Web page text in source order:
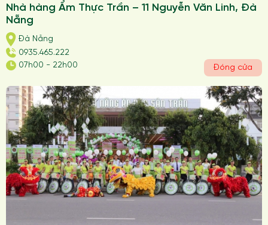
Nhà hàng Ẩm Thực Trần – 11 Nguyễn Văn Linh, Đà
Nẵng
Đà Nẵng
0935.465.222
07h00 - 22h00
Đóng cửa